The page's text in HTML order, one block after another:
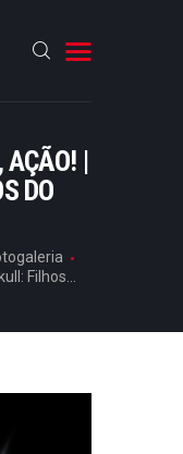
AÇÃO! |
DO
Filhos...